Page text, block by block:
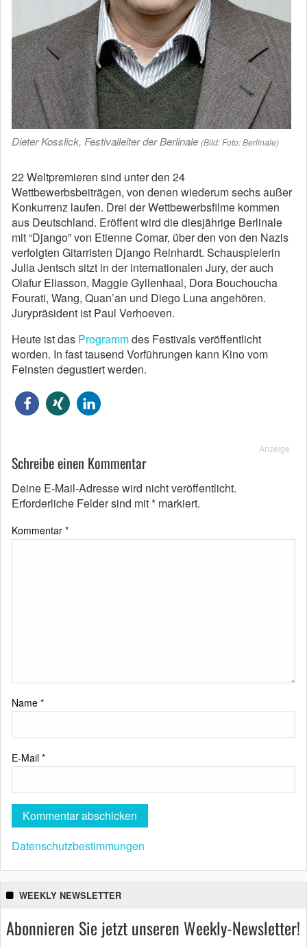
Dieter Kosslick, Festivalleiter der Berlinale (Bild: Foto: Berlinale)
22 Weltpremieren sind unter den 24
Wettbewerbsbeiträgen, von denen wiederum sechs außer
Konkurrenz laufen. Drei der Wettbewerbsfilme kommen
aus Deutschland. Eröffent wird die diesjährige Berlinale
mit “Django” von Etienne Comar, über den von den Nazis
verfolgten Gitarristen Django Reinhardt. Schauspielerin
Julia Jentsch sitzt in der internationalen Jury, der auch
Olafur Eliasson, Maggie Gyllenhaal, Dora Bouchoucha
Fourati, Wang, Quan’an und Diego Luna angehören.
Jurypräsident ist Paul Verhoeven.
Heute ist das Programmdes Festivals veröffentlicht
worden. In fast tausend Vorführungen kann Kino vom
Feinsten degustiert werden.
Anzeige
Schreibe einen Kommentar
Deine E-Mail-Adresse wird nicht veröffentlicht.
Erforderliche Felder sind mit* markiert.
Kommentar *
Name *
E-Mail *
Datenschutzbestimmungen
WEEKLY NEWSLETTER
Abonnieren Sie jetzt unseren Weekly-Newsletter!